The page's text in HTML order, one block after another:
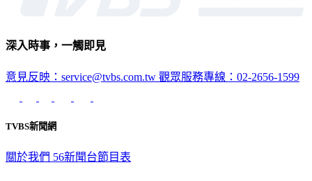
深入時事，一觸即見
意見反映：service@tvbs.com.tw 觀眾服務專線：02-2656-1599
TVBS新聞網
關於我們 56新聞台節目表